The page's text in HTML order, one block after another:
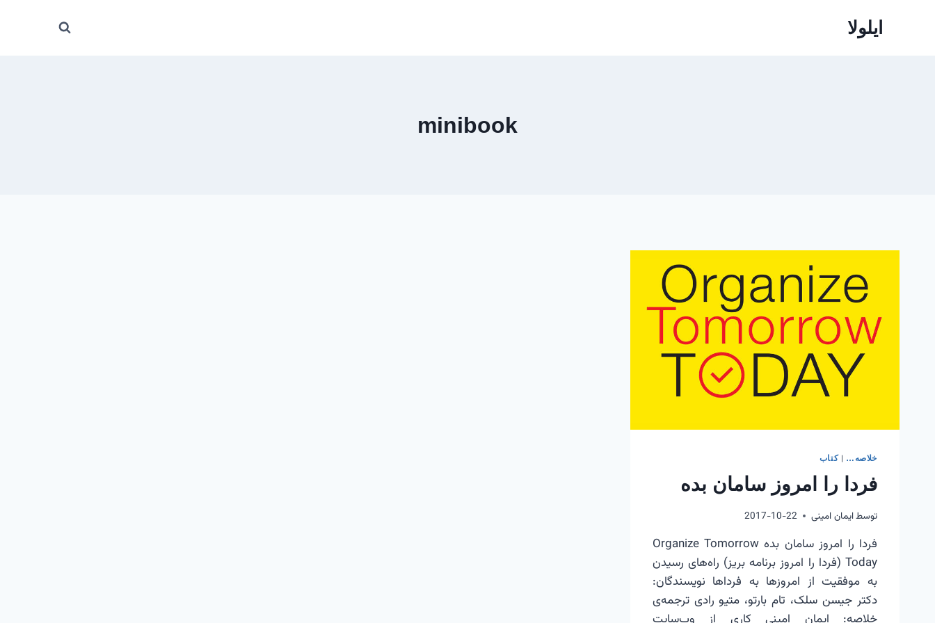
ایلولا
minibook
خلاصه… |کتاب
فردا را امروز سامان بده
توسطایمان امینی 2017-10-22
فردا را امروز سامان بده Organize Tomorrow
Today (فردا را امروز برنامه بریز) راه‌های رسیدن
به موفقیت از امروزها به فرداها نویسندگان:
دکتر جیسن سلک، تام بارتو، متیو رادی ترجمه‌ی
خلاصه: ایمان امینی کاری از وب‌سایت